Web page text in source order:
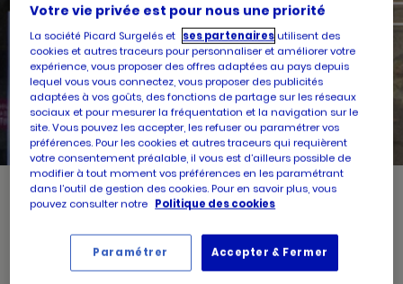
Services
RECHERCHERUN
POINT
DE
PICARD
Picard, créateur de saveurs et commerçant de proximité, vous
connaissances des horaires d'ouverture ainsi que des services
mis à disposition par votre magasin. Pour l'achat et la livraison
de produits surgelés de qualité, faites confiance à Picard
Votre vie privée est pour nous une priorité
La société Picard Surgelés et ses partenairesutilisent des
cookies et autres traceurs pour personnaliser et améliorer votre
expérience, vous proposer des offres adaptées au pays depuis
lequel vous vous connectez, vous proposer des publicités
adaptées à vos goûts, des fonctions de partage sur les réseaux
sociaux et pour mesurer la fréquentation et la navigation sur le
site. Vous pouvez les accepter, les refuser ou paramétrer vos
préférences. Pour les cookies et autres traceurs qui requièrent
votre consentement préalable, il vous est d’ailleurs possible de
modifier à tout moment vos préférences en les paramétrant
dans l’outil de gestion des cookies. Pour en savoir plus, vous
pouvez consulter notre Politique des cookies
Accepter & Fermer
Paramétrer